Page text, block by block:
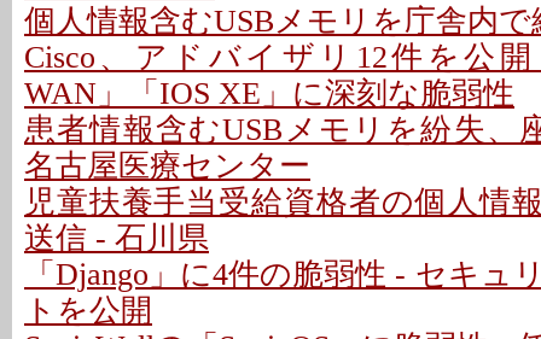
個人情報含むUSBメモリを庁舎内で
Cisco、アドバイザリ12件を公開
WAN」「IOS XE」に深刻な脆弱性
患者情報含むUSBメモリを紛失、
名古屋医療センター
児童扶養手当受給資格者の個人情
送信 - 石川県
「Django」に4件の脆弱性 - セキュ
トを公開